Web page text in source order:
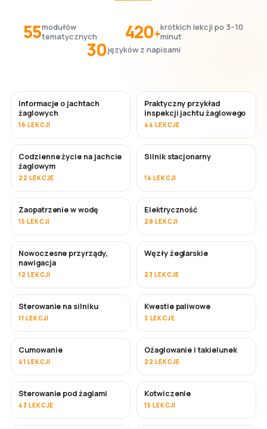
55modułów
tematycznych
420+krótkich lekcji po 3–10
minut
30języków z napisami
Informacje o jachtach
żaglowych
16 LEKCJI
Praktyczny przykład
inspekcji jachtu żaglowego
44 LEKCJE
Codzienne życie na jachcie
żaglowym
22 LEKCJE
Silnik stacjonarny
14 LEKCJI
Zaopatrzenie w wodę
15 LEKCJI
Elektryczność
28 LEKCJI
Nowoczesne przyrządy,
nawigacja
12 LEKCJI
Węzły żeglarskie
23 LEKCJE
Sterowanie na silniku
11 LEKCJI
Kwestie paliwowe
3 LEKCJE
Cumowanie
41 LEKCJI
Ożaglowanie i takielunek
22 LEKCJE
Sterowanie pod żaglami
43 LEKCJE
Kotwiczenie
15 LEKCJI